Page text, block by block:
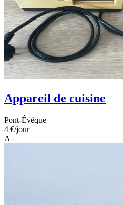
Appareil de cuisine
Pont-Évêque
4 €/jour
A